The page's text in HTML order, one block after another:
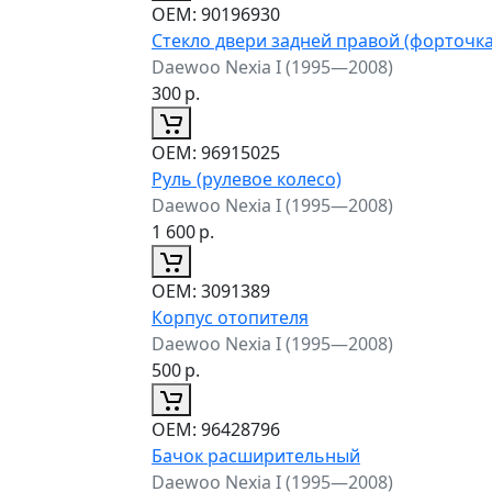
ОЕМ: 90196930
Стекло двери задней правой
Daewoo Nexia I (1995—2008)
300р.
ОЕМ: 96915025
Руль (рулевое колесо)
Daewoo Nexia I (1995—2008)
1 600р.
ОЕМ: 3091389
Корпус отопителя
Daewoo Nexia I (1995—2008)
500р.
ОЕМ: 96428796
Бачок расширительный
Daewoo Nexia I (1995—2008)